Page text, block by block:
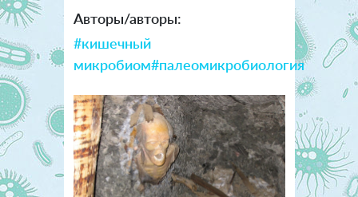
Авторы/авторы:
#кишечный
микробиом#палеомикробиология